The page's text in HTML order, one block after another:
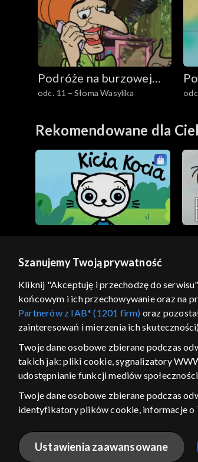
Podróże na burzowej
chmurze
odc. 11 – Słoma Wasylika
Rekomendowane dla
Kraj, z którego się
w związku z czym
regulamin serwisu cennik
Szanujemy Twoją prywatność
Kliknij "Akceptuję i przechodzę do
końcowym i ich przechowywanie oraz na
Partnerów z IAB* (1201 firm) oraz
zainteresowań i mierzenia ich
Twoje dane osobowe zbierane podczas
takich jak: pliki cookie, sygnalizatory
udostępnianie funkcji mediów
Twoje dane osobowe zbierane podczas
identyfikatory plików cookie, informacje o
wyboru spersonalizowanych reklam,
wydajności reklam, pomiaru wydajności
Ustawienia zaawansowane